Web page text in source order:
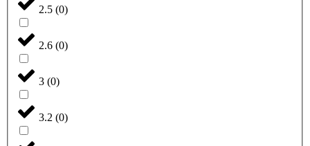
2.5 (0)
2.6 (0)
3 (0)
3.2 (0)